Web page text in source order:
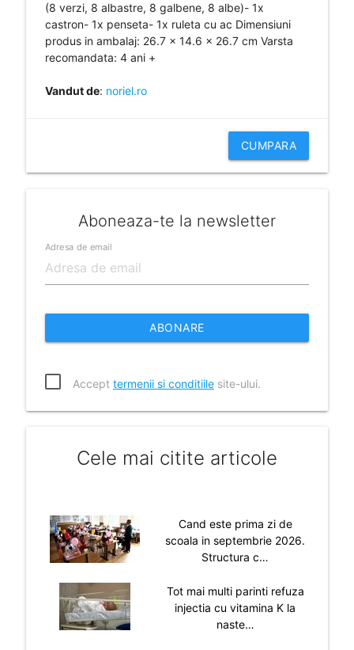
(8 verzi, 8 albastre, 8 galbene, 8 albe)- 1x
castron- 1x penseta- 1x ruleta cu ac Dimensiuni
produs in ambalaj: 26.7 x 14.6 x 26.7 cm Varsta
recomandata: 4 ani +
Vandut de: noriel.ro
CUMPARA
Aboneaza-te la newsletter
Adresa de email
ABONARE
Accept termenii si conditiilesite-ului.
Cele mai citite articole
Cand este prima zi de
scoala in septembrie 2026.
Structura c…
Tot mai multi parinti refuza
injectia cu vitamina K la
naste…